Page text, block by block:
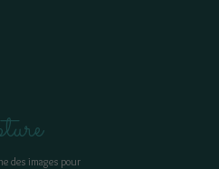
des images pour